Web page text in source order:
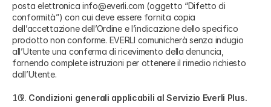
posta elettronica info@everli.com (oggetto “Difetto di
conformità”) con cui deve essere fornita copia
dell’accettazione dell’Ordine e l’indicazione dello specifico
prodotto non conforme. EVERLI comunicherà senza indugio
all’Utente una conferma di ricevimento della denuncia,
fornendo complete istruzioni per ottenere il rimedio richiesto
dall’Utente.
Condizioni generali applicabili al Servizio Everli Plus.